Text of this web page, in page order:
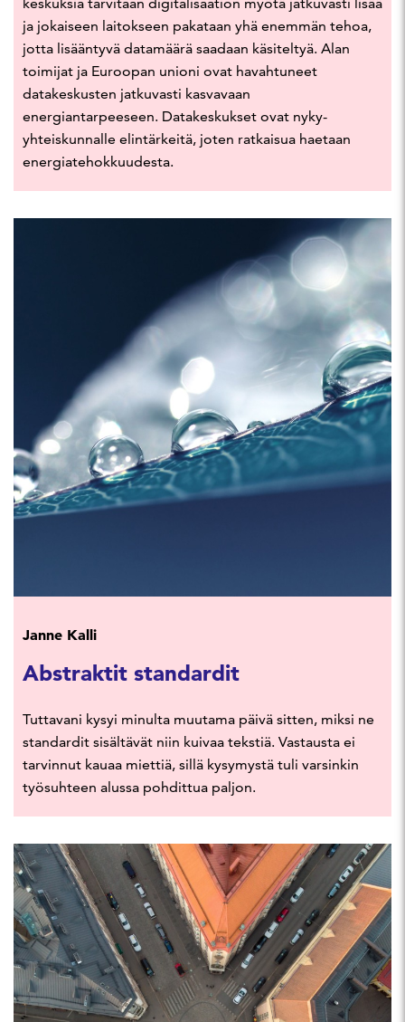
ja jokaiseen laitokseen pakataan yhä enemmän tehoa,
jotta lisääntyvä datamäärä saadaan käsiteltyä. Alan
toimijat ja Euroopan unioni ovat havahtuneet
datakeskusten jatkuvasti kasvavaan
energiantarpeeseen. Datakeskukset ovat nyky-
yhteiskunnalle elintärkeitä, joten ratkaisua haetaan
energiatehokkuudesta.
Janne Kalli
Abstraktit standardit
Tuttavani kysyi minulta muutama päivä sitten, miksi ne
standardit sisältävät niin kuivaa tekstiä. Vastausta ei
tarvinnut kauaa miettiä, sillä kysymystä tuli varsinkin
työsuhteen alussa pohdittua paljon.